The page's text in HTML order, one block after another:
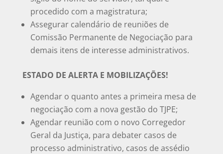
procedido com a magistratura;
Assegurar calendário de reuniões de
Comissão Permanente de Negociação para
demais itens de interesse administrativos.
ESTADO DE ALERTA E MOBILIZAÇÕES!
Agendar o quanto antes a primeira mesa de
negociação com a nova gestão do TJPE;
Agendar reunião com o novo Corregedor
Geral da Justiça, para debater casos de
processo administrativo, casos de assédio